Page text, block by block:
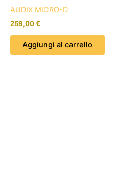
AUDIX MICRO-D
259,00€
Aggiungi al carrello